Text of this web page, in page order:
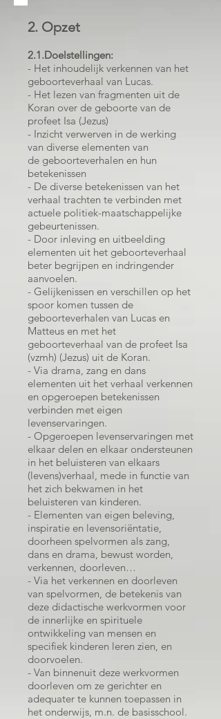
2. Opzet
2.1.Doelstellingen:
- Het inhoudelijk verkennen van het
geboorteverhaal van Lucas.
- Het lezen van fragmenten uit de
Koran over de geboorte van de
profeet Isa (Jezus)
- Inzicht verwerven in de werking
van diverse elementen van
de geboorteverhalen en hun
betekenissen
- De diverse betekenissen van het
verhaal trachten te verbinden met
actuele politiek-maatschappelijke
gebeurtenissen.
- Door inleving en uitbeelding
elementen uit het geboorteverhaal
beter begrijpen en indringender
aanvoelen.
- Gelijkenissen en verschillen op het
spoor komen tussen de
geboorteverhalen van Lucas en
Matteus en met het
geboorteverhaal van de profeet Isa
(vzmh) (Jezus) uit de Koran.
- Via drama, zang en dans
elementen uit het verhaal verkennen
en opgeroepen betekenissen
verbinden met eigen
levenservaringen.
- Opgeroepen levenservaringen met
elkaar delen en elkaar ondersteunen
in het beluisteren van elkaars
(levens)verhaal, mede in functie van
het zich bekwamen in het
beluisteren van kinderen.
- Elementen van eigen beleving,
inspiratie en levensoriëntatie,
doorheen spelvormen als zang,
dans en drama, bewust worden,
verkennen, doorleven…
- Via het verkennen en doorleven
van spelvormen, de betekenis van
deze didactische werkvormen voor
de innerlijke en spirituele
ontwikkeling van mensen en
specifiek kinderen leren zien, en
doorvoelen.
- Van binnenuit deze werkvormen
doorleven om ze gerichter en
adequater te kunnen toepassen in
het onderwijs, m.n. de basisschool.